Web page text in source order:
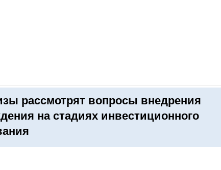
рассмотрят вопросы внедрения
на стадиях инвестиционного